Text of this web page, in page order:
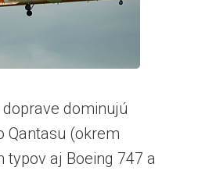
dominujú
Qantasu (okrem
typov aj Boeing 747 a